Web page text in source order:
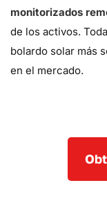
monitorizados
de los activos.
bolardo solar más
en el mercado.